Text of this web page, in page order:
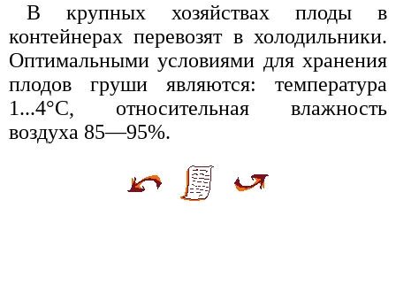
В крупных хозяйствах плоды в
контейнерах перевозят в холодильники.
Оптимальными условиями для хранения
плодов груши являются: температура
1...4°С, относительная влажность
воздуха 85—95%.